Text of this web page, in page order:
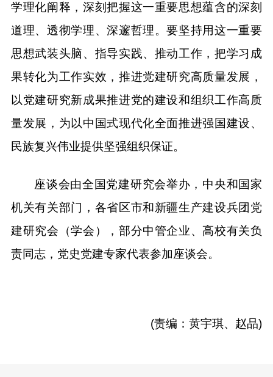
学理化阐释，深刻把握这一重要思想蕴含的深刻
道理、透彻学理、深邃哲理。要坚持用这一重要
思想武装头脑、指导实践、推动工作，把学习成
果转化为工作实效，推进党建研究高质量发展，
以党建研究新成果推进党的建设和组织工作高质
量发展，为以中国式现代化全面推进强国建设、
民族复兴伟业提供坚强组织保证。
座谈会由全国党建研究会举办，中央和国家
机关有关部门，各省区市和新疆生产建设兵团党
建研究会（学会），部分中管企业、高校有关负
责同志，党史党建专家代表参加座谈会。
(责编：黄宇琪、赵品)